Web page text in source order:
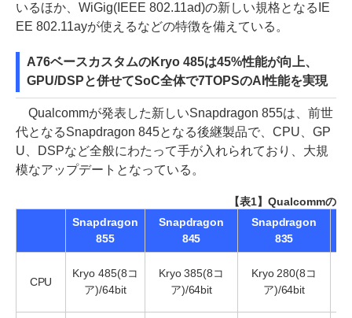
いるほか、WiGig(IEEE 802.11ad)の新しい規格となるIE
EE 802.11ayが使えるなどの特徴を備えている。
A76ベースカスタムのKryo 485は45%性能が向上、
GPU/DSPと併せてSoC全体で7TOPSのAI性能を実現
Qualcommが発表した新しいSnapdragon 855は、前世
代となるSnapdragon 845となる後継製品で、CPU、GP
U、DSPなど全般にわたって手が入れられており、大規
模なアップデートとなっている。
【表1】Qualcommの
Snapdragon
855
Snapdragon
845
Snapdragon
835
CPU
Kryo 485(8コ
ア)/64bit
Kryo 385(8コ
ア)/64bit
Kryo 280(8コ
ア)/64bit